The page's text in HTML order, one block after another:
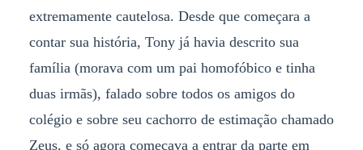
extremamente cautelosa. Desde que começara a
contar sua história, Tony já havia descrito sua
família (morava com um pai homofóbico e tinha
duas irmãs), falado sobre todos os amigos do
colégio e sobre seu cachorro de estimação chamado
Zeus, e só agora começava a entrar da parte em